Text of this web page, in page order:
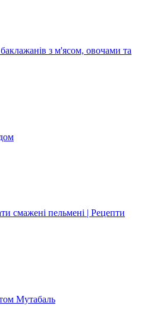
з м'ясом, овочами та
смажені пельмені | Рецепти
Мутабаль